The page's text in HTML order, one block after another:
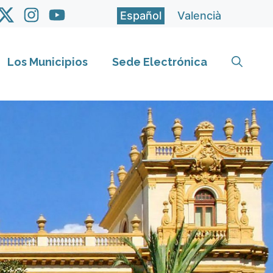
Español Valencià
Los Municipios Sede Electrónica